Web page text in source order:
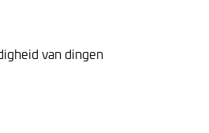
van dingen